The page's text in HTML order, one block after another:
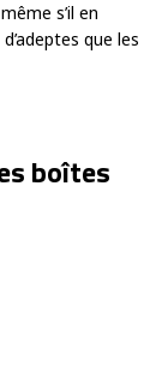
s’il en
que les
boîtes